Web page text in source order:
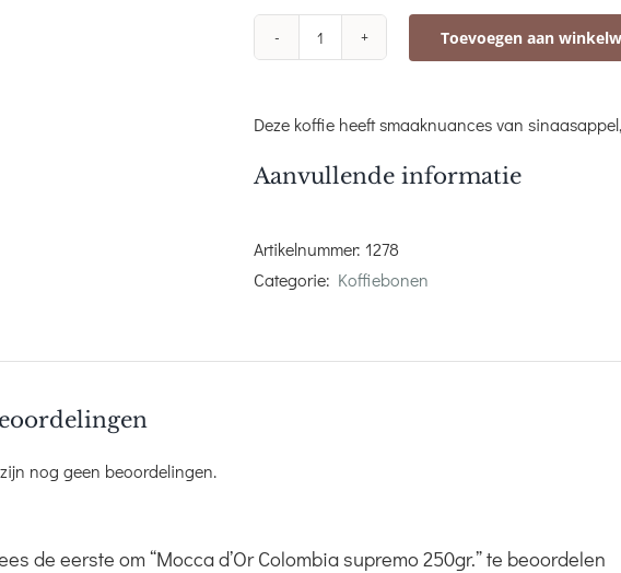
Mocca
250gr.
Toevoegen aan
Deze koffie heeft smaaknuances van
Aanvullende informatie
Artikelnummer: 1278
Categorie: Koffiebonen
nog geen beoordelingen.
de eerste om “Mocca d’Or Colombia supremo 250gr.” te beoordelen